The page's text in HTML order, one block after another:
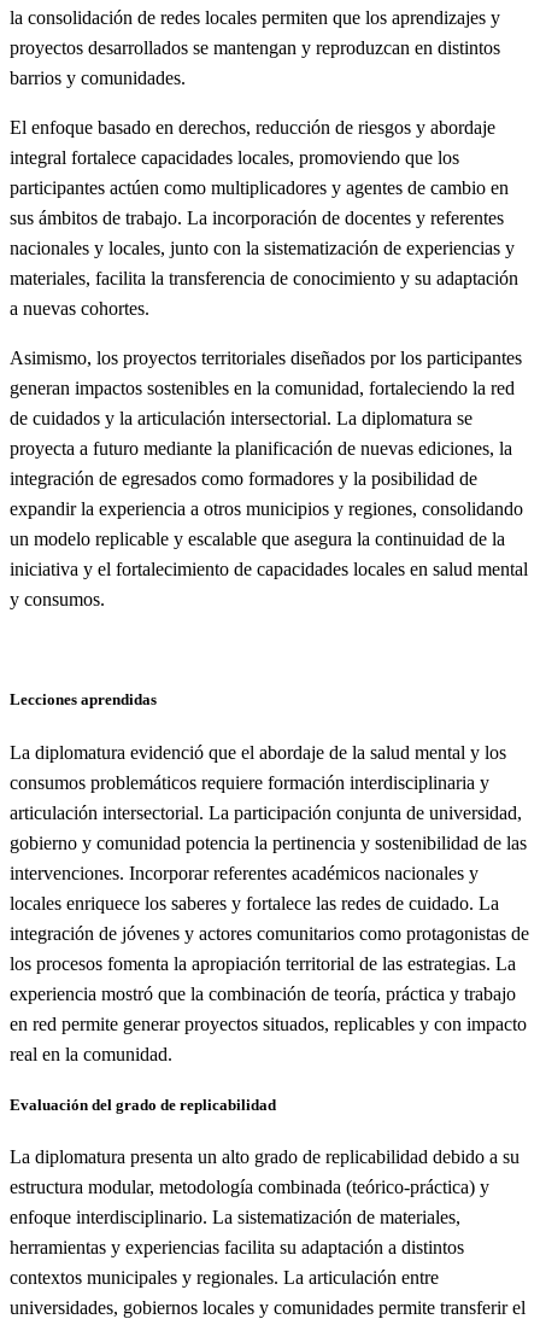
la consolidación de redes locales permiten que los aprendizajes y
proyectos desarrollados se mantengan y reproduzcan en distintos
barrios y comunidades.
El enfoque basado en derechos, reducción de riesgos y abordaje
integral fortalece capacidades locales, promoviendo que los
participantes actúen como multiplicadores y agentes de cambio en
sus ámbitos de trabajo. La incorporación de docentes y referentes
nacionales y locales, junto con la sistematización de experiencias y
materiales, facilita la transferencia de conocimiento y su adaptación
a nuevas cohortes.
Asimismo, los proyectos territoriales diseñados por los participantes
generan impactos sostenibles en la comunidad, fortaleciendo la red
de cuidados y la articulación intersectorial. La diplomatura se
proyecta a futuro mediante la planificación de nuevas ediciones, la
integración de egresados como formadores y la posibilidad de
expandir la experiencia a otros municipios y regiones, consolidando
un modelo replicable y escalable que asegura la continuidad de la
iniciativa y el fortalecimiento de capacidades locales en salud mental
y consumos.
Lecciones aprendidas
La diplomatura evidenció que el abordaje de la salud mental y los
consumos problemáticos requiere formación interdisciplinaria y
articulación intersectorial. La participación conjunta de universidad,
gobierno y comunidad potencia la pertinencia y sostenibilidad de las
intervenciones. Incorporar referentes académicos nacionales y
locales enriquece los saberes y fortalece las redes de cuidado. La
integración de jóvenes y actores comunitarios como protagonistas de
los procesos fomenta la apropiación territorial de las estrategias. La
experiencia mostró que la combinación de teoría, práctica y trabajo
en red permite generar proyectos situados, replicables y con impacto
real en la comunidad.
Evaluación del grado de replicabilidad
La diplomatura presenta un alto grado de replicabilidad debido a su
estructura modular, metodología combinada (teórico-práctica) y
enfoque interdisciplinario. La sistematización de materiales,
herramientas y experiencias facilita su adaptación a distintos
contextos municipales y regionales. La articulación entre
universidades, gobiernos locales y comunidades permite transferir el